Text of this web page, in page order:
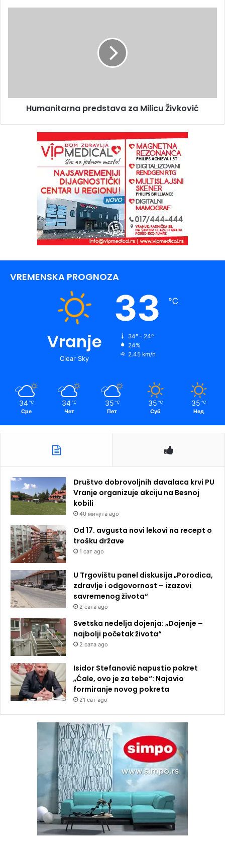
Humanitarna predstava za Milicu Živković
VREMENSKA PROGNOZA
Vranje
Clear Sky
33 ℃
34º - 24º
24%
2.45 km/h
34 ℃
Сре
34 ℃
Чет
35 ℃
Пет
35 ℃
Суб
35 ℃
Нед
Društvo dobrovoljnih davalaca krvi PU
Vranje organizuje akciju na Besnoj
kobili
40 минута ago
Od 17. avgusta novi lekovi na recept o
trošku države
1 сат ago
U Trgovištu panel diskusija „Porodica,
zdravlje i odgovornost – izazovi
savremenog života“
2 сата ago
Svetska nedelja dojenja: „Dojenje –
najbolji početak života“
2 сата ago
Isidor Stefanović napustio pokret
„Ćale, ovo je za tebe“: Najavio
formiranje novog pokreta
21 сат ago